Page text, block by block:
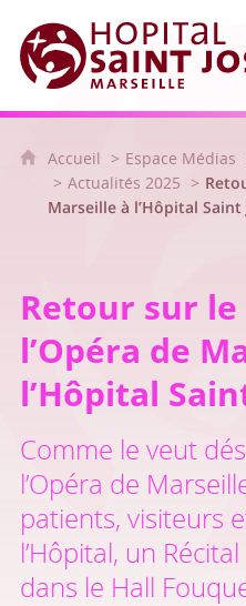
Accueil Espace Médias
Actualités 2025
Marseille à l’Hôpital Saint
Retour sur le
l’Opéra de
l’Hôpital
Comme le veut
l’Opéra de
patients, visiteurs
l’Hôpital, un
dans le Hall